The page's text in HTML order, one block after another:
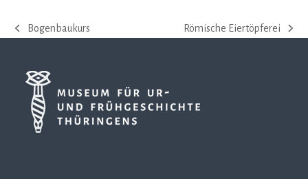
vorheriger
Bogenbaukurs
Nächster
Römische Eiertöpferei